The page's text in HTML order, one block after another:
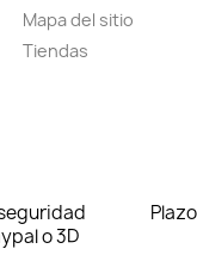
Mapa del sitio
Tiendas
o 3D